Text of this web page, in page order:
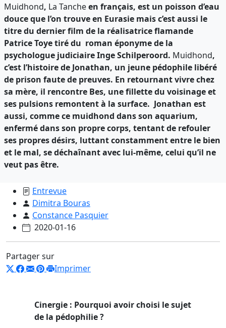
Muidhond, La Tancheen français, est un poisson d’eau
douce que l’on trouve en Eurasie mais c’est aussi le
titre du dernier film de la réalisatrice flamande
Patrice Toye tiré du roman éponyme de la
psychologue judiciaire Inge Schilperoord. Muidhond,
c’est l’histoire de Jonathan, un jeune pédophile libéré
de prison faute de preuves. En retournant vivre chez
sa mère, il rencontre Bes, une fillette du voisinage et
ses pulsions remontent à la surface. Jonathan est
aussi, comme ce muidhond dans son aquarium,
enfermé dans son propre corps, tentant de refouler
ses propres désirs, luttant constamment entre le bien
et le mal, se déchaînant avec lui-même, celui qu’il ne
veut pas être.
Entrevue
Dimitra Bouras
Constance Pasquier
2020-01-16
Partager sur
Imprimer
Cinergie : Pourquoi avoir choisi le sujet
de la pédophilie ?